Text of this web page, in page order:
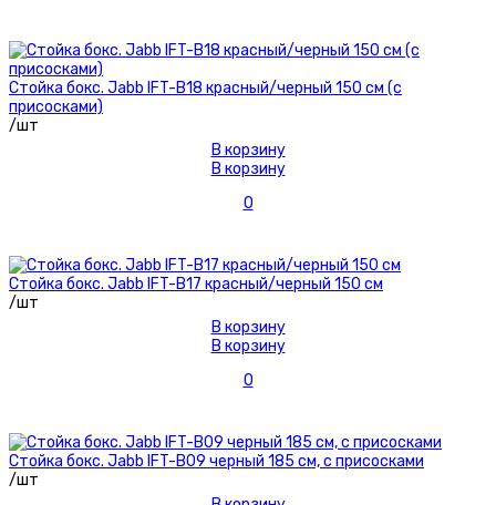
Стойка бокс. Jabb IFT-B18 красный/черный 150 см (с
присосками)
/шт
В корзину
В корзину
0
Стойка бокс. Jabb IFT-B17 красный/черный 150 см
/шт
В корзину
В корзину
0
Стойка бокс. Jabb IFT-B09 черный 185 см, с присосками
/шт